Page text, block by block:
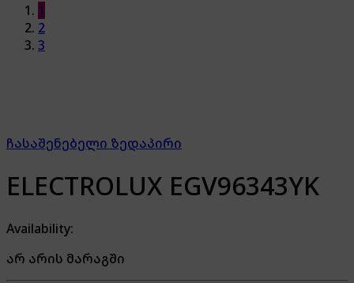
1
2
3
ჩასაშენებელი ზედაპირი
ELECTROLUX EGV96343YK
Availability:
არ არის მარაგში